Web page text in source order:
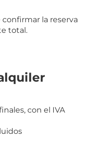
la reserva
total.
con el IVA